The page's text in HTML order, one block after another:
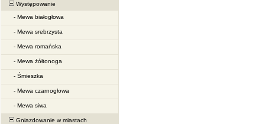
Występowanie
- Mewa białogłowa
- Mewa srebrzysta
- Mewa romańska
- Mewa żółtonoga
- Śmieszka
- Mewa czarnogłowa
- Mewa siwa
Gniazdowanie w miastach